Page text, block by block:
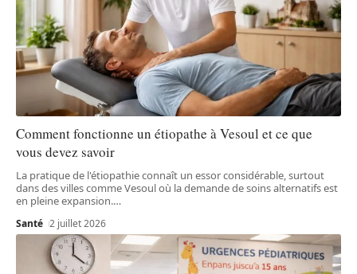
Comment fonctionne un étiopathe à Vesoul et ce que
vous devez savoir
La pratique de l'étiopathie connaît un essor considérable, surtout
dans des villes comme Vesoul où la demande de soins alternatifs est
en pleine expansion.…
Santé 2 juillet 2026